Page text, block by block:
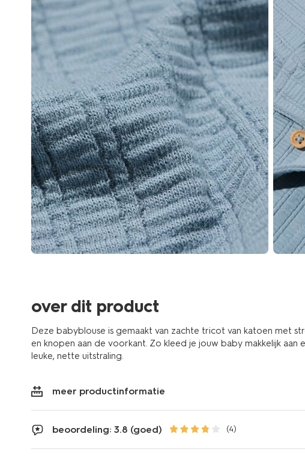
over dit product
Deze babyblouse is gemaakt van zachte tricot van katoen met
en knopen aan de voorkant. Zo kleed je jouw baby makkelijk
leuke, nette uitstraling.
meer productinformatie
beoordeling: 3.8 (goed) (4)